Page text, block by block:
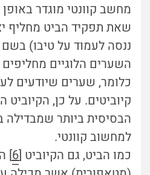
מחשב קוונטי מוגדר
שאת תפקיד הביט מחליף
ננסה לעמוד על טיבו) בשם
השערים הלוגיים
כלומר, שערים שיודעים
קיוביטים. על כן, הקיוביט
הבסיסית ביותר שמבדילה
למחשוב קוונטי.
כמו הביט, גם הקיוביט [6
]